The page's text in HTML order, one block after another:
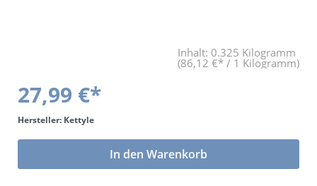
Inhalt: 0.325 Kilogramm
(86,12 €* / 1 Kilogramm)
27,99 €*
Hersteller: Kettyle
In den Warenkorb